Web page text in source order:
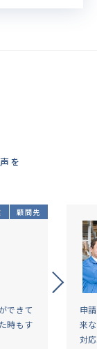
を
顧問先
できて
時もす
申
来
対